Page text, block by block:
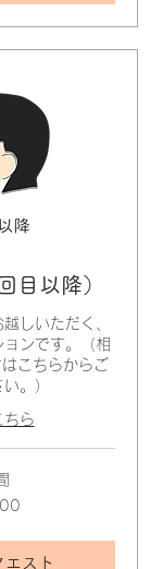
目以降）
しいただく、
ンです。（相
こちらからご
。）
ちら
エスト